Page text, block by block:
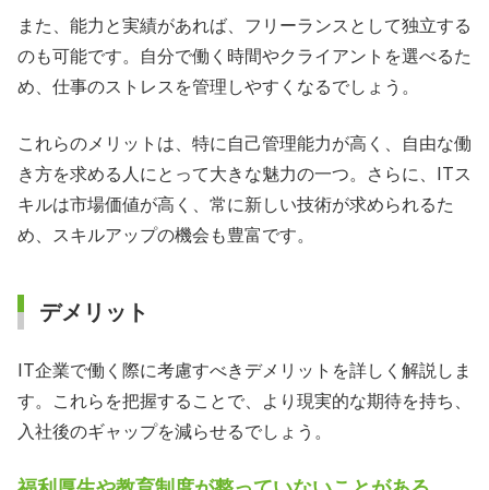
また、能力と実績があれば、フリーランスとして独立する
のも可能です。自分で働く時間やクライアントを選べるた
め、仕事のストレスを管理しやすくなるでしょう。
これらのメリットは、特に自己管理能力が高く、自由な働
き方を求める人にとって大きな魅力の一つ。さらに、ITス
キルは市場価値が高く、常に新しい技術が求められるた
め、スキルアップの機会も豊富です。
デメリット
IT企業で働く際に考慮すべきデメリットを詳しく解説しま
す。これらを把握することで、より現実的な期待を持ち、
入社後のギャップを減らせるでしょう。